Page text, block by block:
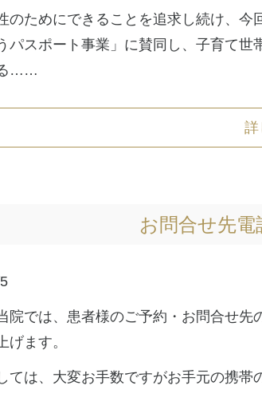
のためにできることを追求し続け、今
パスポート事業」に賛同し、子育て
……
詳
お問合せ先
院では、患者様のご予約・お問合せ
げます。
ては、大変お手数ですがお手元の携帯